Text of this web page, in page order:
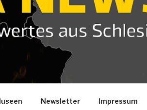
Newsletter Impressum